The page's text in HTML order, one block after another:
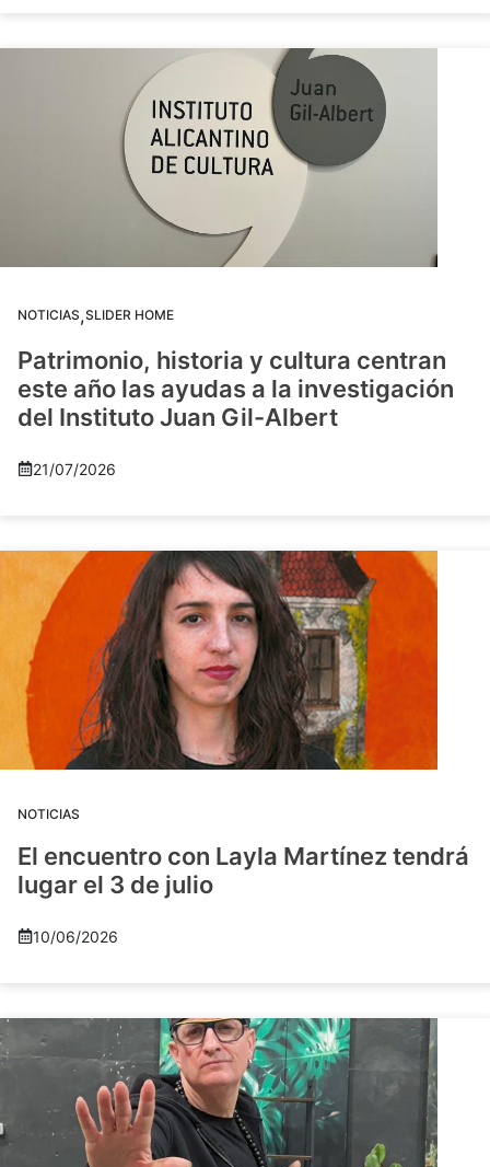
NOTICIAS,SLIDER HOME
Patrimonio, historia y cultura centran
este año las ayudas a la investigación
del Instituto Juan Gil-Albert
21/07/2026
NOTICIAS
El encuentro con Layla Martínez tendrá
lugar el 3 de julio
10/06/2026